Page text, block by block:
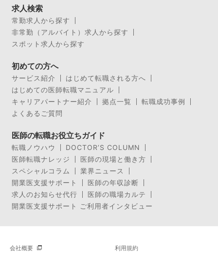
求人検索
常勤求人から探す
非常勤（アルバイト）求人から探す
スポット求人から探す
初めての方へ
サービス紹介
はじめて転職される方へ
はじめての医師転職マニュアル
キャリアパートナー紹介
拠点一覧
転職成功事例
よくあるご質問
医師の転職お役立ちガイド
転職ノウハウ
DOCTOR’S COLUMN
医師転職ナレッジ
医師の現場と働き方
スペシャルコラム
業界ニュース
開業医支援サポート
医師の年収診断
求人のお知らせ代行
医師の職場カルテ
開業医支援サポート ご利用者インタビュー
会社概要 利用規約